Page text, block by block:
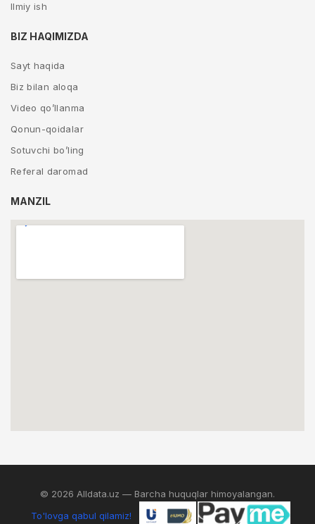
Ilmiy ish
BIZ HAQIMIZDA
Sayt haqida
Biz bilan aloqa
Video qo’llanma
Qonun-qoidalar
Sotuvchi bo’ling
Referal daromad
MANZIL
© 2026 Alldata.uz — Barcha huquqlar himoyalangan.
To'lovga qabul qilamiz!